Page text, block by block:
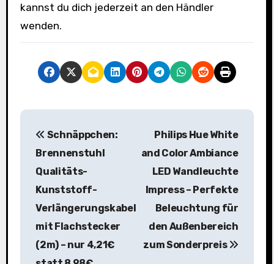
kannst du dich jederzeit an den Händler
wenden.
B
Schnäppchen:
Brennenstuhl
Qualitäts-
Kunststoff-
Verlängerungskabel
mit Flachstecker
(2m) – nur 4,21€
Philips Hue White
and Color Ambiance
LED Wandleuchte
Impress – Perfekte
Beleuchtung für
den Außenbereich
zum Sonderpreis